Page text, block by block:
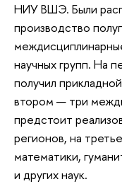
НИУ ВШЭ. Были
производство
научных групп. На
получил
втором — три
предстоит
регионов, на
математики,
и других наук.